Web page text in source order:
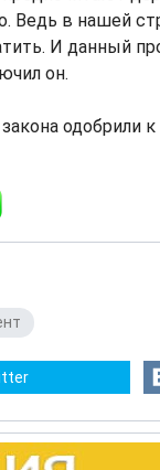
Ведь в нашей
И данный
он.
одобрили